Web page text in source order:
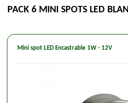
PACK 6 MINI SPOTS LED
Mini spot LED Encastrable 1W - 12V